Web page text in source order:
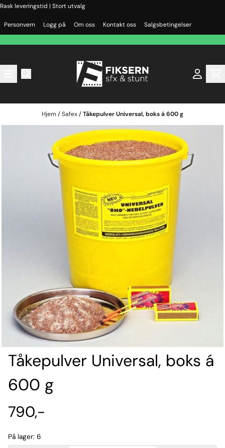
Hopp til innhold
Rask leveringstid | Stort utvalg
Personvern Logg på Om oss Kontakt oss Salgsbetingelser
Hjem /Safex/Tåkepulver Universal, boks á 600 g
Tåkepulver Universal, boks á
600 g
790,-
På lager: 6